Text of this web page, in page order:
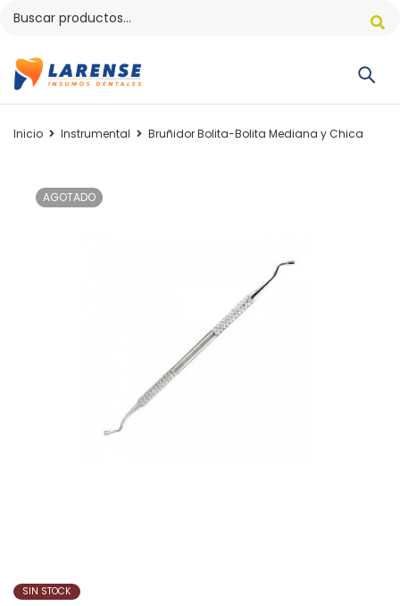
Inicio Instrumental Bruñidor Bolita-Bolita Mediana y Chica
AGOTADO
SIN STOCK